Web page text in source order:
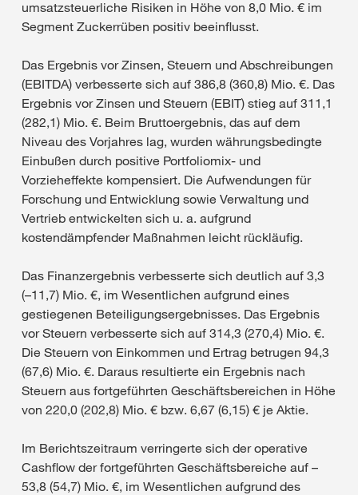
umsatzsteuerliche Risiken in Höhe von 8,0 Mio. € im
Segment Zuckerrüben positiv beeinflusst.
Das Ergebnis vor Zinsen, Steuern und Abschreibungen
(EBITDA) verbesserte sich auf 386,8 (360,8) Mio. €. Das
Ergebnis vor Zinsen und Steuern (EBIT) stieg auf 311,1
(282,1) Mio. €. Beim Bruttoergebnis, das auf dem
Niveau des Vorjahres lag, wurden währungsbedingte
Einbußen durch positive Portfoliomix- und
Vorzieheffekte kompensiert. Die Aufwendungen für
Forschung und Entwicklung sowie Verwaltung und
Vertrieb entwickelten sich u. a. aufgrund
kostendämpfender Maßnahmen leicht rückläufig.
Das Finanzergebnis verbesserte sich deutlich auf 3,3
(–11,7) Mio. €, im Wesentlichen aufgrund eines
gestiegenen Beteiligungsergebnisses. Das Ergebnis
vor Steuern verbesserte sich auf 314,3 (270,4) Mio. €.
Die Steuern von Einkommen und Ertrag betrugen 94,3
(67,6) Mio. €. Daraus resultierte ein Ergebnis nach
Steuern aus fortgeführten Geschäftsbereichen in Höhe
von 220,0 (202,8) Mio. € bzw. 6,67 (6,15) € je Aktie.
Im Berichtszeitraum verringerte sich der operative
Cashflow der fortgeführten Geschäftsbereiche auf –
53,8 (54,7) Mio. €, im Wesentlichen aufgrund des